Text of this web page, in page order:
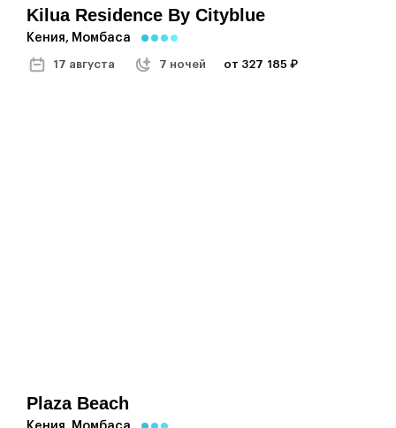
Kilua Residence By Cityblue
Кения, Момбаса
17 августа 7 ночей от 327 185 ₽
Plaza Beach